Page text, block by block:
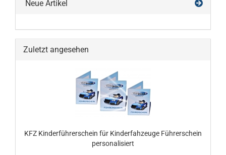
Neue Artikel
Zuletzt angesehen
KFZ Kinderführerschein für Kinderfahzeuge Führerschein
personalisiert